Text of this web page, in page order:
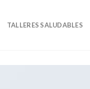
TALLERES SALUDABLES